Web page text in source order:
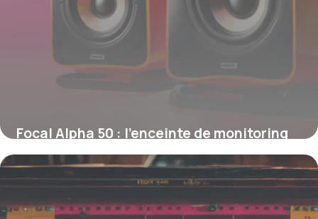
Focal Alpha 50 : l’enceinte de monitoring
polyvalente pour les créatifs exigeants
15 juin 2026